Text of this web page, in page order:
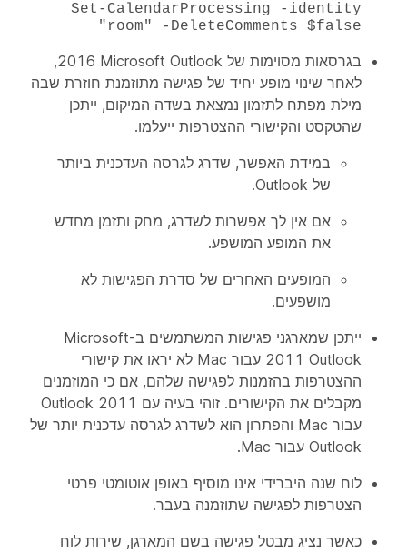
Set-CalendarProcessing -identity
"room" -DeleteComments $false
בגרסאות מסוימות של Microsoft Outlook‏ 2016,
לאחר שינוי מופע יחיד של פגישה מתוזמנת חוזרת שבה
מילת מפתח לתזמון נמצאת בשדה המיקום, ייתכן
שהטקסט והקישורי ההצטרפות ייעלמו.
במידת האפשר, שדרג לגרסה העדכנית ביותר
של Outlook.
אם אין לך אפשרות לשדרג, מחק ותזמן מחדש
את המופע המושפע.
המופעים האחרים של סדרת הפגישות לא
מושפעים.
ייתכן שמארגני פגישות המשתמשים ב-Microsoft
Outlook‏ 2011 עבור Mac לא יראו את קישורי
ההצטרפות בהזמנות לפגישה שלהם, אם כי המוזמנים
מקבלים את הקישורים. זוהי בעיה עם Outlook 2011
עבור Mac והפתרון הוא לשדרג לגרסה עדכנית יותר של
Outlook עבור Mac.
לוח שנה היברידי אינו מוסיף באופן אוטומטי פרטי
הצטרפות לפגישה שתוזמנה בעבר.
כאשר נציג מבטל פגישה בשם המארגן, שירות לוח